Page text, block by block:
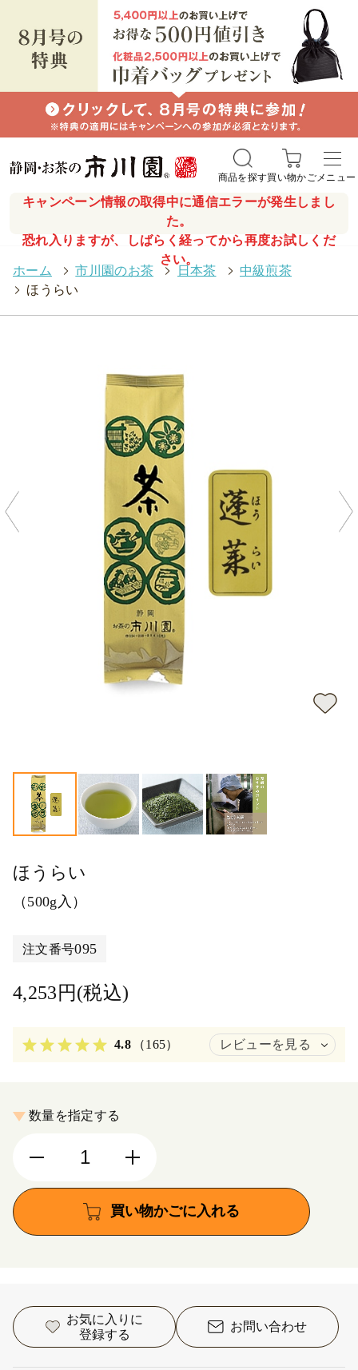
キャンペーン情報の取得中に通信エラーが発生しまし
た。
恐れ入りますが、しばらく経ってから再度お試しくだ
さい。
商品を探す買い物かごメニュー
ホーム > 市川園のお茶 > 日本茶 > 中級煎茶
> ほうらい
ほうらい
（500g入）
注文番号095
4,253円(税込)
4.8 （165） レビューを見る
数量を指定する
買い物かごに入れる
お気に入りに
登録する
お問い合わせ